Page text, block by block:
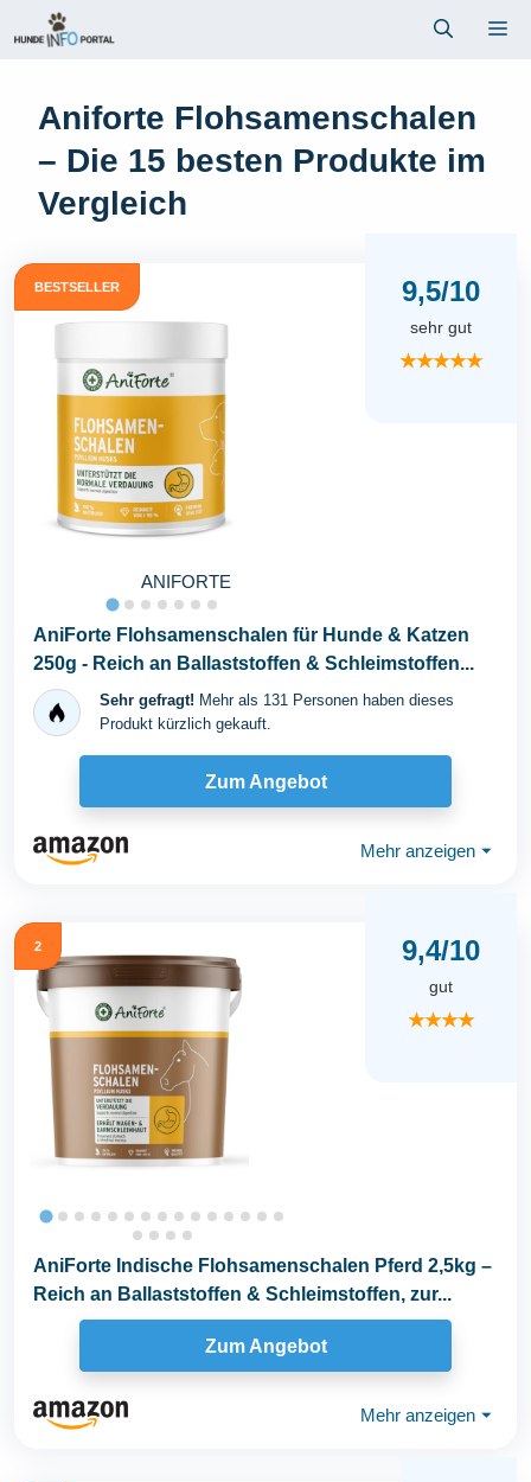
Inhalt
Aniforte Flohsamenschalen
– Die 15 besten Produkte im
Vergleich
BESTSELLER
ANIFORTE
9,5/10
sehr gut
★★★★★
AniForte Flohsamenschalen für Hunde & Katzen
250g - Reich an Ballaststoffen & Schleimstoffen...
Sehr gefragt! Mehr als 131 Personen haben dieses
Produkt kürzlich gekauft.
Zum Angebot
Mehr anzeigen ⏷
2 9,4/10
gut
★★★★
AniForte Indische Flohsamenschalen Pferd 2,5kg –
Reich an Ballaststoffen & Schleimstoffen, zur...
Zum Angebot
Mehr anzeigen ⏷